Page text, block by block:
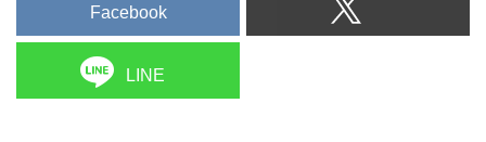
Facebook
LINE